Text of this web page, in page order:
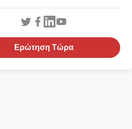
Ερώτηση Τώρα